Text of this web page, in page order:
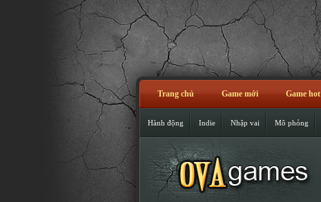
Trang chủ Game mới Game hot
Hành động Indie Nhập vai Mô phỏng